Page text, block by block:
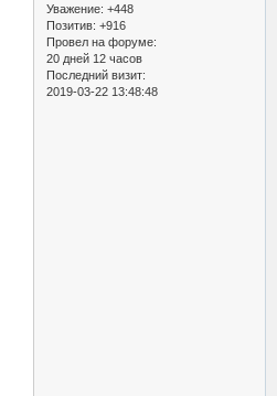
Уважение: +448
Позитив: +916
Провел на форуме:
20 дней 12 часов
Последний визит:
2019-03-22 13:48:48